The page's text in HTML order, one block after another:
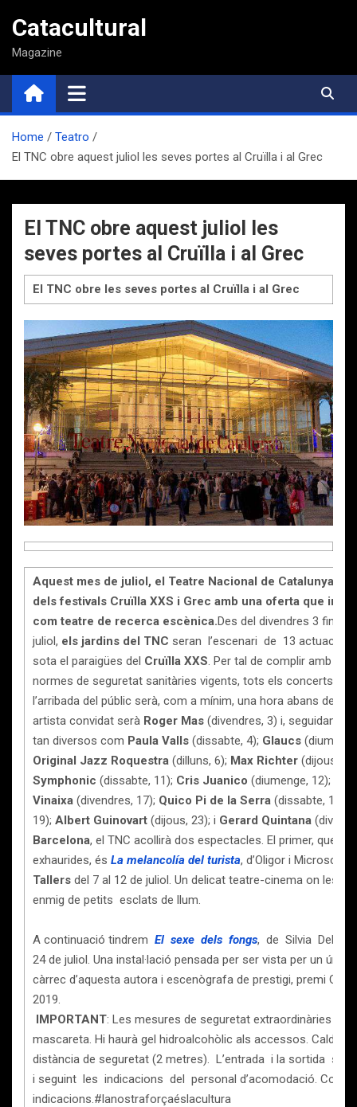
contenido
Catacultural
Magazine
Home
Teatro
El TNC obre aquest juliol les seves portes al Cruïlla i al Grec
El TNC obre aquest juliol les
seves portes al Cruïlla i al Grec
El TNC obre les seves portes al Cruïlla i al Grec
Aquest mes de juliol, el Teatre Nacional de Catalunya
dels festivals Cruïlla XXS i Grec amb una oferta que
com teatre de recerca escènica.Des del divendres 3 fins
juliol, els jardins del TNC seran l’escenari de 13
sota el paraigües del Cruïlla XXS. Per tal de complir amb les
normes de seguretat sanitàries vigents, tots els concerts
l’arribada del públic serà, com a mínim, una hora abans de
artista convidat serà Roger Mas (divendres, 3) i,
tan diversos com Paula Valls (dissabte, 4); Glaucs
Original Jazz Roquestra (dilluns, 6); Max Richter (dijous, 9
Symphonic (dissabte, 11); Cris Juanico (diumenge, 12);
Vinaixa (divendres, 17); Quico Pi de la Serra (dissabte, 18);
19); Albert Guinovart (dijous, 23); i Gerard Quintana
Barcelona, el TNC acollirà dos espectacles. El primer, que ja
exhaurides, és La melancolía del turista, d’Oligor i
Tallers del 7 al 12 de juliol. Un delicat teatre-cinema on les
enmig de petits esclats de llum.
A continuació tindrem El sexe dels fongs, de Silvia
24 de juliol. Una instal·lació pensada per ser vista per un
càrrec d’aquesta autora i escenògrafa de prestigi, premi
2019.
IMPORTANT: Les mesures de seguretat extraordinàries
mascareta. Hi haurà gel hidroalcohòlic als accessos. Caldrà
distància de seguretat (2 metres). L’entrada i la sortida
i seguint les indicacions del personal d’acomodació.
indicacions.#lanostraforçaéslacultura